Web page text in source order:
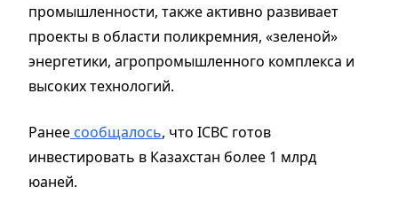
промышленности, также активно развивает
проекты в области поликремния, «зеленой»
энергетики, агропромышленного комплекса и
высоких технологий.
Ранее сообщалось, что ICBC готов
инвестировать в Казахстан более 1 млрд
юаней.